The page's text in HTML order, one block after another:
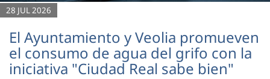
28 JUL 2026
El Ayuntamiento y Veolia promueven
el consumo de agua del grifo con la
iniciativa "Ciudad Real sabe bien"